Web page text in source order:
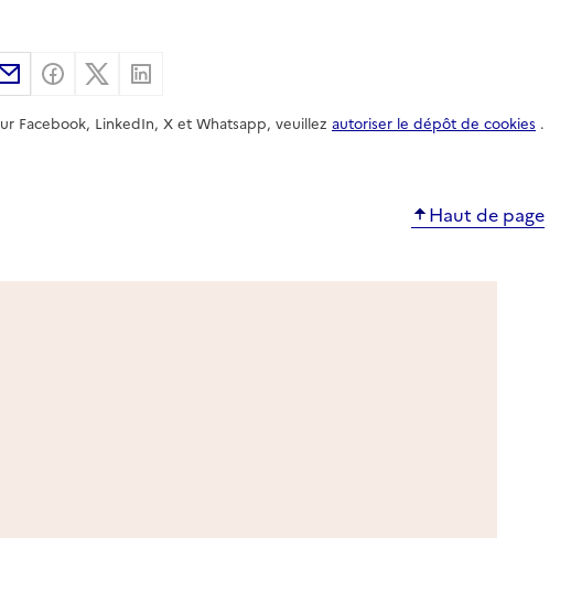
Partager par email
Partager sur Facebook
Partager sur X
Facebook, LinkedIn, X et Whatsapp, veuillez autoriser le dépôt de cookies .
Haut de page